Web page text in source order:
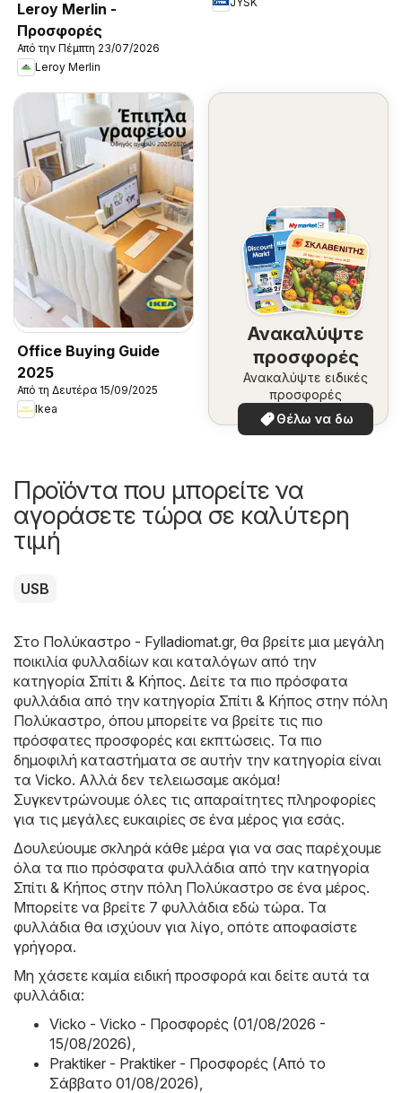
Leroy Merlin -
Προσφορές
Από την Πέμπτη 23/07/2026
Leroy Merlin
Office Buying Guide
2025
Από τη Δευτέρα 15/09/2025
Ikea
Ανακαλύψτε
προσφορές
Ανακαλύψτε ειδικές
προσφορές
Θέλω να δω
Προϊόντα που μπορείτε να
αγοράσετε τώρα σε καλύτερη
τιμή
USB
Στο Πολύκαστρο - Fylladiomat.gr, θα βρείτε μια μεγάλη
ποικιλία φυλλαδίων και καταλόγων από την
κατηγορία Σπίτι & Κήπος. Δείτε τα πιο πρόσφατα
φυλλάδια από την κατηγορία Σπίτι & Κήπος στην πόλη
Πολύκαστρο, όπου μπορείτε να βρείτε τις πιο
πρόσφατες προσφορές και εκπτώσεις. Τα πιο
δημοφιλή καταστήματα σε αυτήν την κατηγορία είναι
τα Vicko. Αλλά δεν τελειωσαμε ακόμα!
Συγκεντρώνουμε όλες τις απαραίτητες πληροφορίες
για τις μεγάλες ευκαιρίες σε ένα μέρος για εσάς.
Δουλεύουμε σκληρά κάθε μέρα για να σας παρέχουμε
όλα τα πιο πρόσφατα φυλλάδια από την κατηγορία
Σπίτι & Κήπος στην πόλη Πολύκαστρο σε ένα μέρος.
Μπορείτε να βρείτε 7 φυλλάδια εδώ τώρα. Τα
φυλλάδια θα ισχύουν για λίγο, οπότε αποφασίστε
γρήγορα.
Μη χάσετε καμία ειδική προσφορά και δείτε αυτά τα
φυλλάδια:
Vicko - Vicko - Προσφορές (01/08/2026 -
15/08/2026)
Praktiker - Praktiker - Προσφορές (Από το
Σάββατο 01/08/2026)